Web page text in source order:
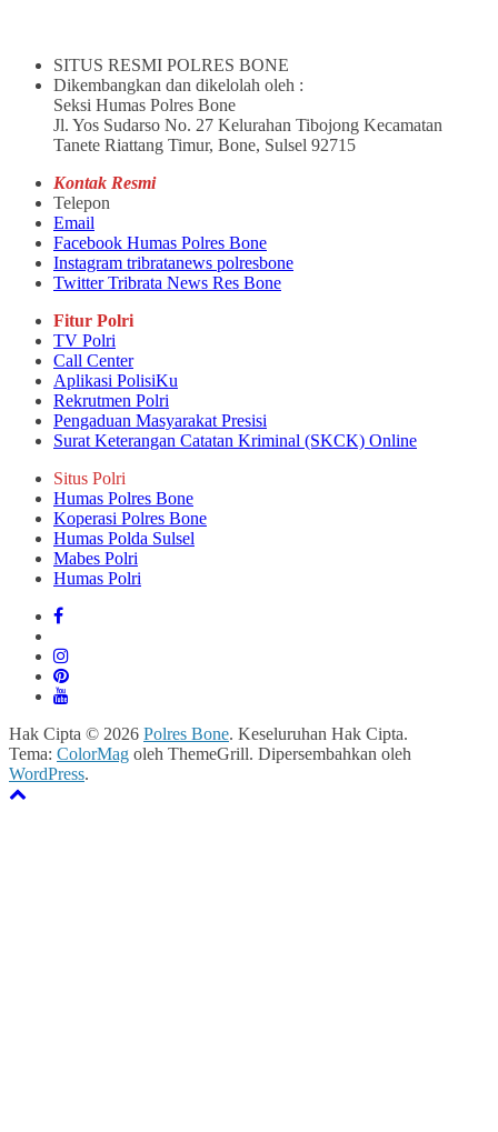
SITUS RESMI POLRES BONE
Dikembangkan dan dikelolah oleh :
Seksi Humas Polres Bone
Jl. Yos Sudarso No. 27 Kelurahan Tibojong Kecamatan
Tanete Riattang Timur, Bone, Sulsel 92715
Kontak Resmi
Telepon
Email
Facebook Humas Polres Bone
Instagram tribratanews polresbone
Twitter Tribrata News Res Bone
Fitur Polri
TV Polri
Call Center
Aplikasi PolisiKu
Rekrutmen Polri
Pengaduan Masyarakat Presisi
Surat Keterangan Catatan Kriminal (SKCK) Online
Situs Polri
Humas Polres Bone
Koperasi Polres Bone
Humas Polda Sulsel
Mabes Polri
Humas Polri
Hak Cipta © 2026 Polres Bone. Keseluruhan Hak Cipta.
Tema: ColorMag oleh ThemeGrill. Dipersembahkan oleh
WordPress.